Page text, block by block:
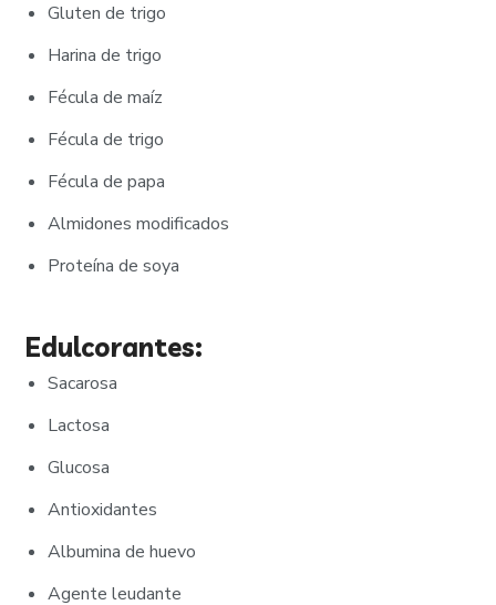
Gluten de trigo
Harina de trigo
Fécula de maíz
Fécula de trigo
Fécula de papa
Almidones modificados
Proteína de soya
Edulcorantes:
Sacarosa
Lactosa
Glucosa
Antioxidantes
Albumina de huevo
Agente leudante